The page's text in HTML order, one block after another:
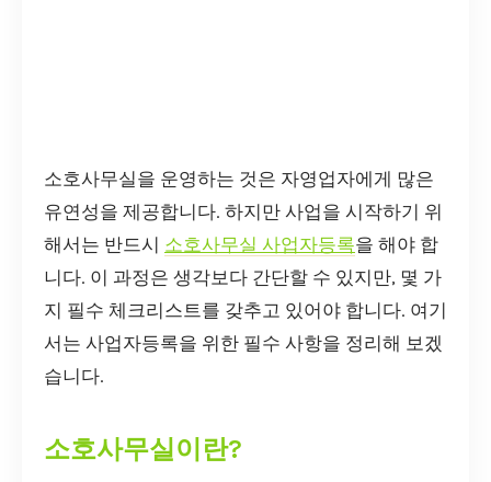
소호사무실을 운영하는 것은 자영업자에게 많은
유연성을 제공합니다. 하지만 사업을 시작하기 위
해서는 반드시 소호사무실 사업자등록을 해야 합
니다. 이 과정은 생각보다 간단할 수 있지만, 몇 가
지 필수 체크리스트를 갖추고 있어야 합니다. 여기
서는 사업자등록을 위한 필수 사항을 정리해 보겠
습니다.
소호사무실이란?